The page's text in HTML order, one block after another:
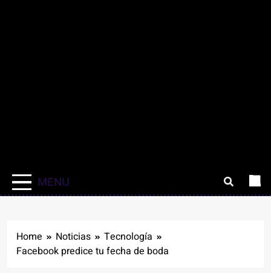
MENU
Home Noticias
Tecnología
Facebook predice tu fecha de boda